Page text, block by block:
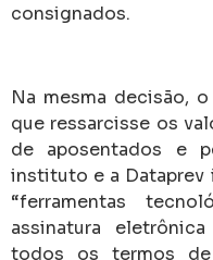
consignados.
Na mesma decisão,
que ressarcisse os
de aposentados e
instituto e a Dataprev
“ferramentas
assinatura
todos os termos